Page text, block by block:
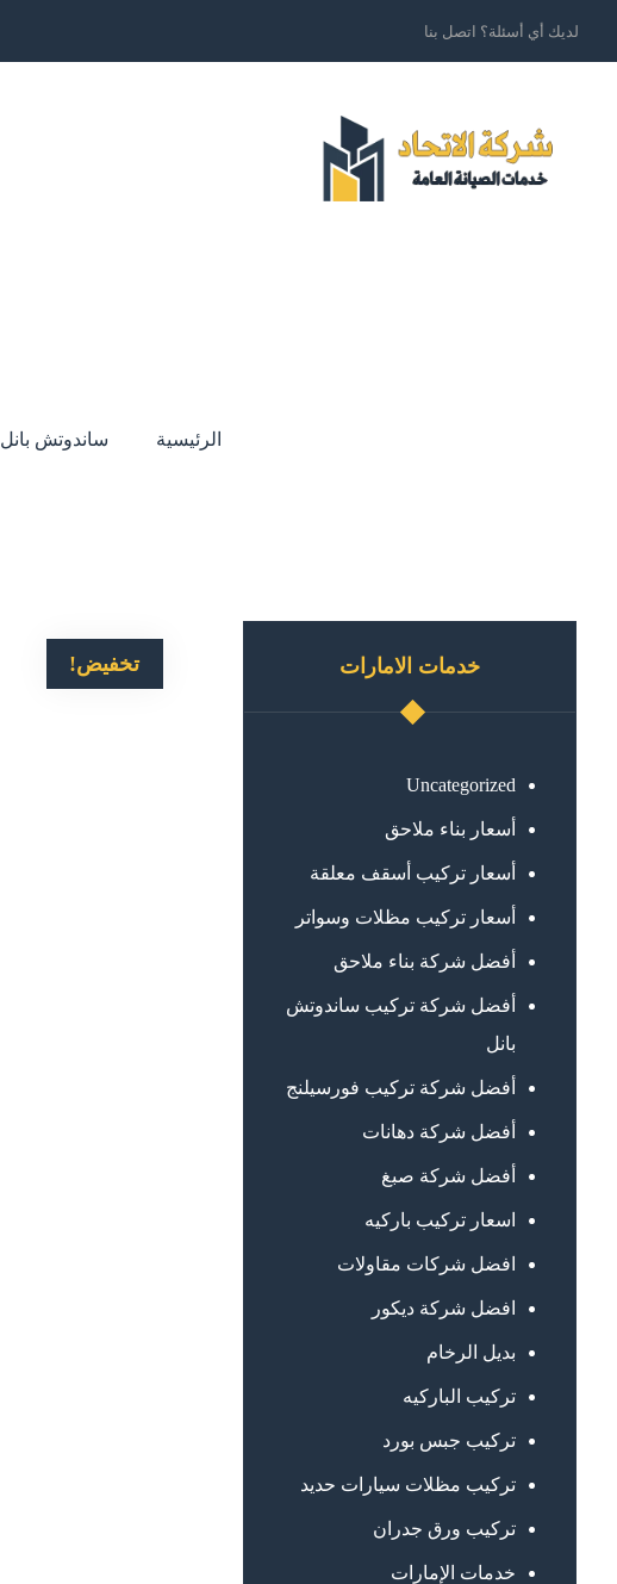
لديك أي أسئلة؟ اتصل بنا
الرئيسية ساندوتش بانل
تخفيض! خدمات الامارات
Uncategorized
أسعار بناء ملاحق
أسعار تركيب أسقف معلقة
أسعار تركيب مظلات وسواتر
أفضل شركة بناء ملاحق
أفضل شركة تركيب ساندوتش
بانل
أفضل شركة تركيب فورسيلنج
أفضل شركة دهانات
أفضل شركة صبغ
اسعار تركيب باركيه
افضل شركات مقاولات
افضل شركة ديكور
بديل الرخام
تركيب الباركيه
تركيب جبس بورد
تركيب مظلات سيارات حديد
تركيب ورق جدران
خدمات الإمارات